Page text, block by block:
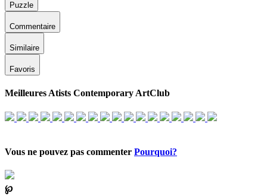
Puzzle
Commentaire
Similaire
Favoris
Meilleures Atists Contemporary ArtClub
Vous ne pouvez pas commenter Pourquoi?
℘